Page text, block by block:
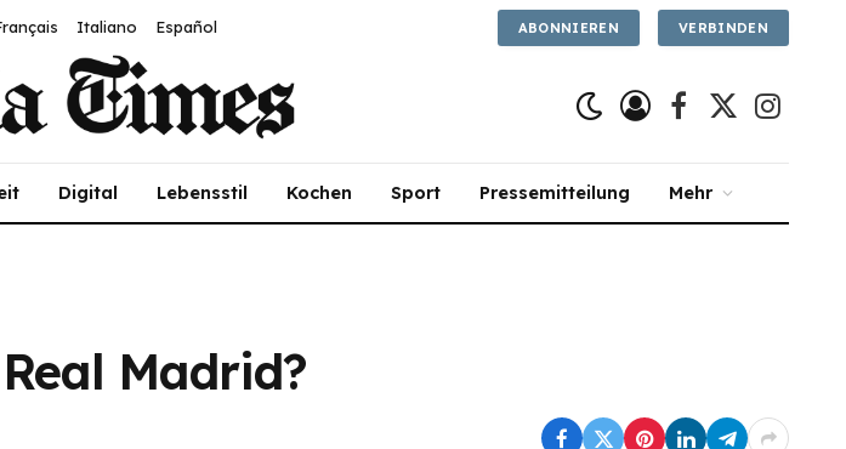
Italiano Español ABONNIEREN VERBINDEN
Facebook
X
Digital Lebensstil Kochen Sport Pressemitteilung Mehr
Madrid?